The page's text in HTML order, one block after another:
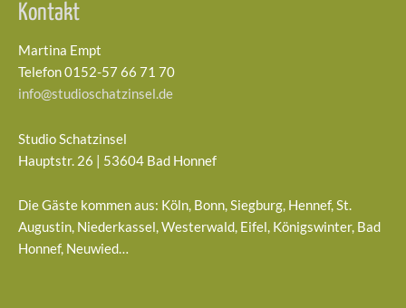
Kontakt
Martina Empt
Telefon 0152-57 66 71 70
info@studioschatzinsel.de
Studio Schatzinsel
Hauptstr. 26 | 53604 Bad Honnef
Die Gäste kommen aus: Köln, Bonn, Siegburg, Hennef, St.
Augustin, Niederkassel, Westerwald, Eifel, Königswinter, Bad
Honnef, Neuwied…